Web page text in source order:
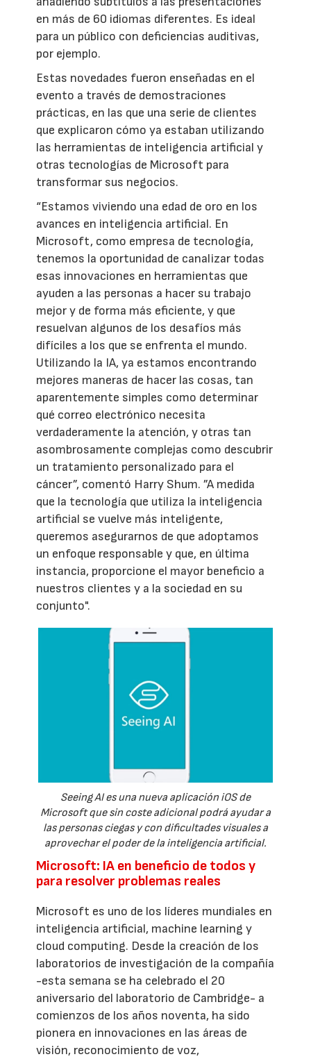
en más de 60 idiomas diferentes. Es ideal
para un público con deficiencias auditivas,
por ejemplo.
Estas novedades fueron enseñadas en el
evento a través de demostraciones
prácticas, en las que una serie de clientes
que explicaron cómo ya estaban utilizando
las herramientas de inteligencia artificial y
otras tecnologías de Microsoft para
transformar sus negocios.
“Estamos viviendo una edad de oro en los
avances en inteligencia artificial. En
Microsoft, como empresa de tecnología,
tenemos la oportunidad de canalizar todas
esas innovaciones en herramientas que
ayuden a las personas a hacer su trabajo
mejor y de forma más eficiente, y que
resuelvan algunos de los desafíos más
difíciles a los que se enfrenta el mundo.
Utilizando la IA, ya estamos encontrando
mejores maneras de hacer las cosas, tan
aparentemente simples como determinar
qué correo electrónico necesita
verdaderamente la atención, y otras tan
asombrosamente complejas como descubrir
un tratamiento personalizado para el
cáncer”, comentó Harry Shum. ”A medida
que la tecnología que utiliza la inteligencia
artificial se vuelve más inteligente,
queremos asegurarnos de que adoptamos
un enfoque responsable y que, en última
instancia, proporcione el mayor beneficio a
nuestros clientes y a la sociedad en su
conjunto".
Seeing AI es una nueva aplicación iOS de
Microsoft que sin coste adicional podrá ayudar a
las personas ciegas y con dificultades visuales a
aprovechar el poder de la inteligencia artificial.
Microsoft: IA en beneficio de todos y
para resolver problemas reales
Microsoft es uno de los líderes mundiales en
inteligencia artificial, machine learning y
cloud computing. Desde la creación de los
laboratorios de investigación de la compañía
-esta semana se ha celebrado el 20
aniversario del laboratorio de Cambridge- a
comienzos de los años noventa, ha sido
pionera en innovaciones en las áreas de
visión, reconocimiento de voz,